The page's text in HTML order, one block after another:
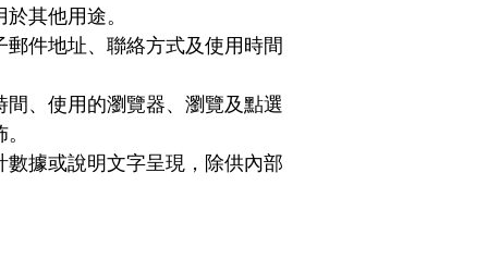
其他用途。
件地址、聯絡方式及使用時間
間、使用的瀏覽器、瀏覽及點選
據或說明文字呈現，除供內部